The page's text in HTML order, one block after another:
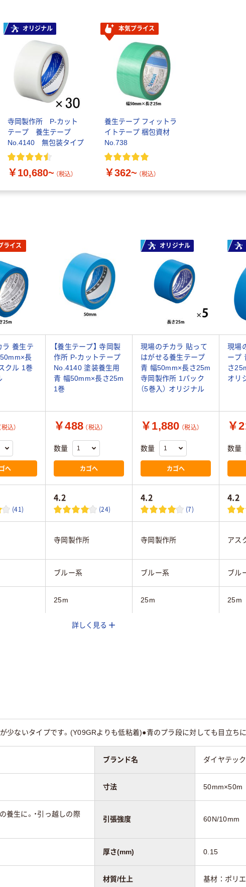
オリジナル
寺岡製作所 P-カット
テープ 養生テープ
No.4140 無包装タイプ
￥10,680~ （税込）
本気プライス
養生テープ フィットラ
イトテープ 梱包資材
No.738
￥362~ （税込）
ライス オリジナル
ラ 養生テ
長
クル 1巻
【養生テープ】 寺岡製
作所 P-カットテープ
No.4140 塗装養生用
青 幅50mm×長さ25m
1巻
現場のチカラ 貼って
はがせる養生テープ
青 幅50mm×長さ25m
寺岡製作所 1パック
（5巻入） オリジナル
現場
ープ
さ
オリ
税込）
へ
￥488 （税込）
数量
カゴへ
￥1,880 （税込）
数量
カゴへ
￥
数量
(41)
4.2
(24)
4.2
(7)
4.2
寺岡製作所 寺岡製作所 アス
ブルー系 ブルー系 ブル
25m 25m 25m
詳しく見る
少ないタイプです。(Y09GRよりも低粘着)●青のプラ段に対しても目立ちに
ブランド名 ダイヤテック
寸法 50mm×50m
養生に。・引っ越しの際
引張強度 60N/10mm
厚さ(mm) 0.15
材質/仕上 基材：ポリ